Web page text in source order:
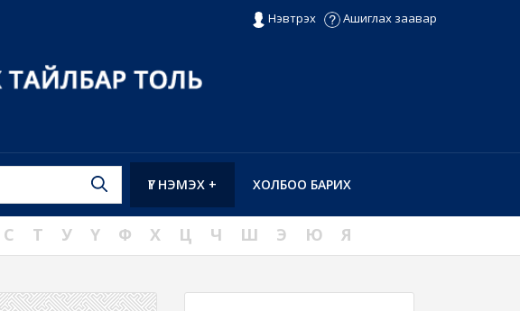
Нэвтрэх Ашиглах заавар
ХОЛБОО БАРИХ
ҮГ НЭМЭХ +
С Т У Ү Ф Х Ц Ч Ш Э Ю Я